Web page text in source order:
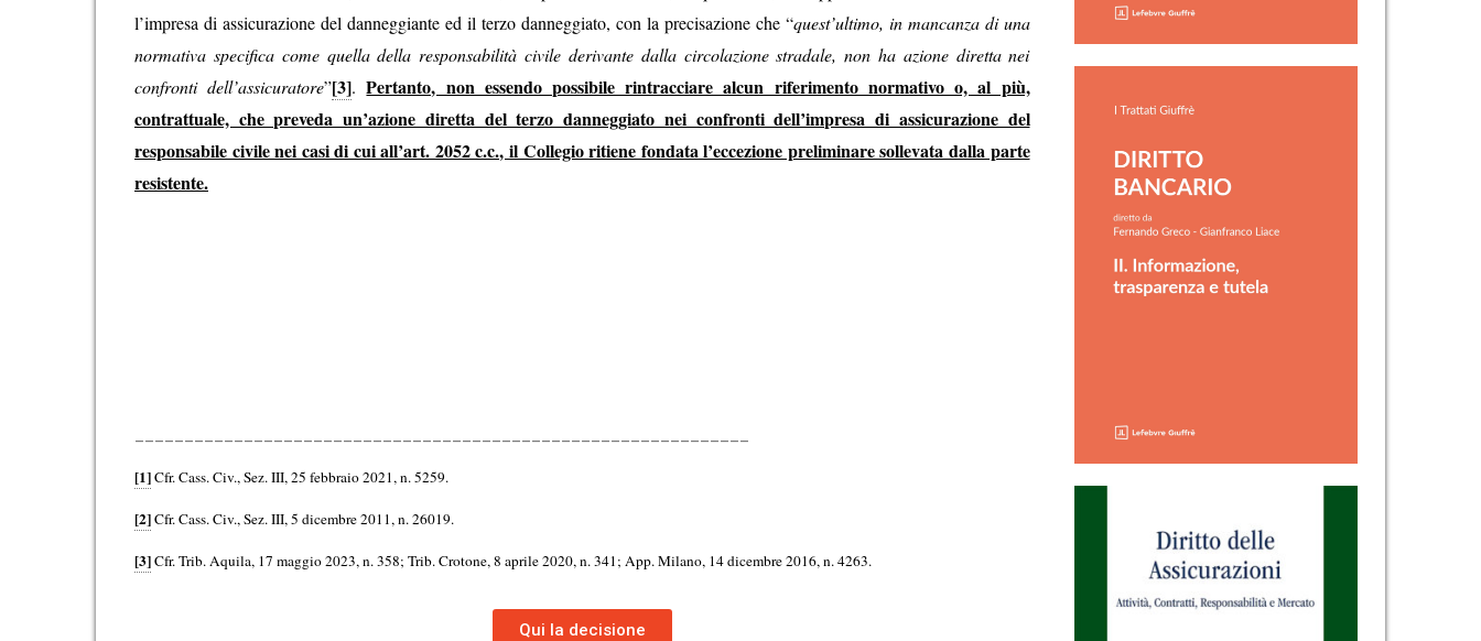
l’impresa di assicurazione del danneggiante ed il terzo danneggiato, con la precisazione che “quest’ultimo, in mancanza di una
normativa specifica come quella della responsabilità civile derivante dalla circolazione stradale, non ha azione diretta nei
confronti dell’assicuratore”[3].Pertanto, non essendo possibile rintracciare alcun riferimento normativo o, al più,
contrattuale, che preveda un’azione diretta del terzo danneggiato nei confronti dell’impresa di assicurazione del
responsabile civile nei casi di cui all’art. 2052 c.c., il Collegio ritiene fondata l’eccezione preliminare sollevata dalla parte
resistente.
[1]Cfr. Cass. Civ., Sez. III, 25 febbraio 2021, n. 5259.
[2]Cfr. Cass. Civ., Sez. III, 5 dicembre 2011, n. 26019.
[3]Cfr. Trib. Aquila, 17 maggio 2023, n. 358; Trib. Crotone, 8 aprile 2020, n. 341; App. Milano, 14 dicembre 2016, n. 4263.
Qui la decisione